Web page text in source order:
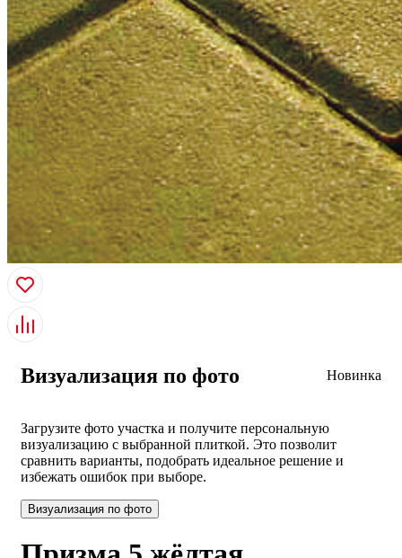
Визуализация по фото Новинка
Загрузите фото участка и получите персональную
визуализацию с выбранной плиткой. Это позволит
сравнить варианты, подобрать идеальное решение и
избежать ошибок при выборе.
Визуализация по фото